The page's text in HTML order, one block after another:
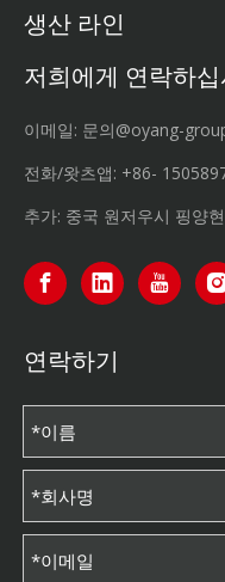
생산 라인
저희에게 연락하
이메일: 문의@oyang-
전화/왓츠앱: +86-
추가: 중국 원저우시 핑양
연락하기